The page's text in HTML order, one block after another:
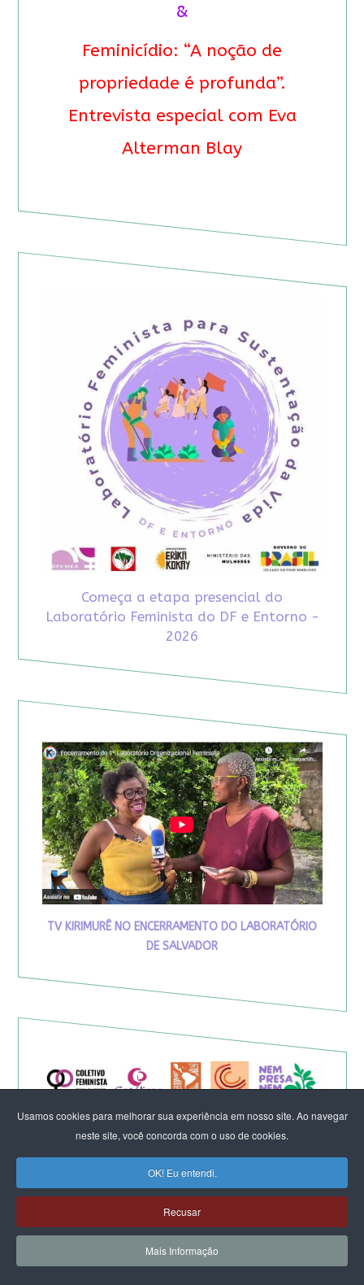
Usamos cookies para melhorar sua experiência em nosso site. Ao navegar
neste site, você concorda com o uso de cookies.
OK! Eu entendi.
Recusar
Mais Informação
&
Feminicídio: “A noção de
propriedade é profunda”.
Entrevista especial com Eva
Alterman Blay
Começa a etapa presencial do
Laboratório Feminista do DF e Entorno -
2026
TV KIRIMURÊ NO ENCERRAMENTO DO LABORATÓRIO
DE SALVADOR
Eleição de Erika Hilton para
presidente da Comissão da